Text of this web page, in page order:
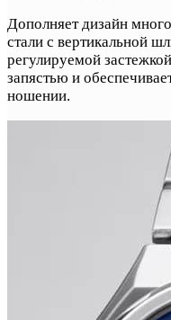
Дополняет дизайн
стали с вертикальной
регулируемой
запястью и
ношении.